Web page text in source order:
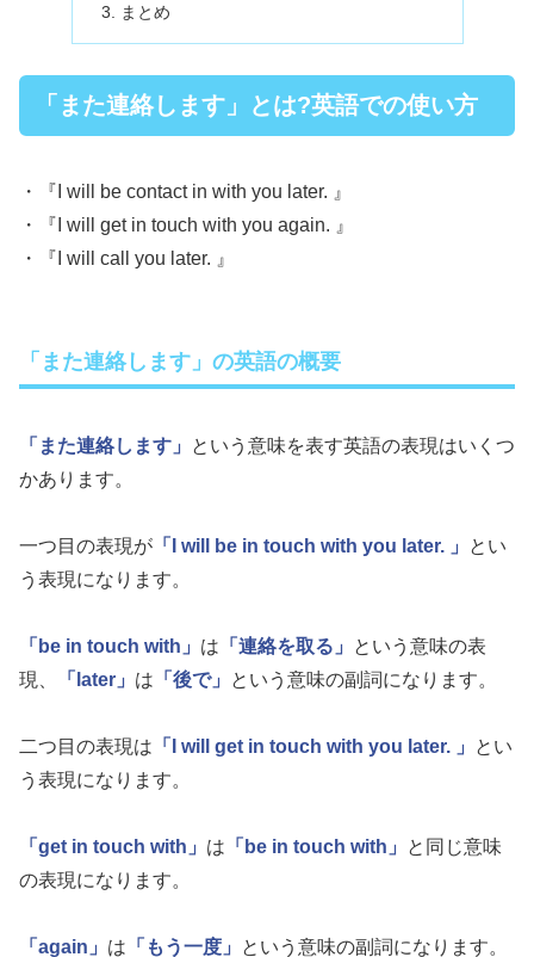
まとめ
「また連絡します」とは?英語での使い方
・『I will be contact in with you later. 』
・『I will get in touch with you again. 』
・『I will call you later. 』
「また連絡します」の英語の概要
「また連絡します」
という意味を表す英語の表現はいくつ
かあります。
一つ目の表現が 「I will be in touch with you later. 」
とい
う表現になります。
「be in touch with」 は 「連絡を取る」
という意味の表
現、
「later」 は 「後で」 という意味の副詞になります。
二つ目の表現は 「I will get in touch with you later. 」
とい
う表現になります。
「get in touch with」 は 「be in touch with」
と同じ意味
の表現になります。
「again」 は 「もう一度」 という意味の副詞になります。